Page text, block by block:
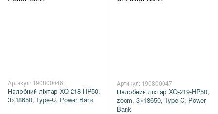
Артикул: 190800046
Налобний ліхтар XQ-218-HP50,
3×18650, Type-C, Power Bank
Артикул: 190800047
Налобний ліхтар XQ-219-HP50,
zoom, 3×18650, Type-C, Power
Bank